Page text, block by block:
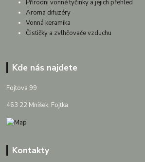
Přírodní vonné tyčinky a jejich přehled
Aroma difuzéry
Vonná keramika
Čističky a zvlhčovače vzduchu
Kde nás najdete
Fojtova 99
463 22 Mníšek, Fojtka
Kontakty